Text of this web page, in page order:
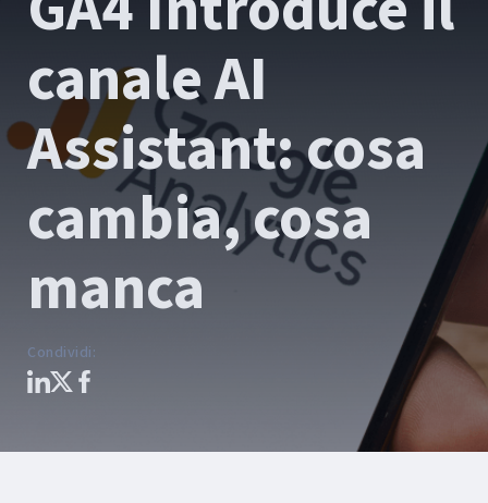
canale AI
Assistant: cosa
cambia, cosa
manca
Condividi: